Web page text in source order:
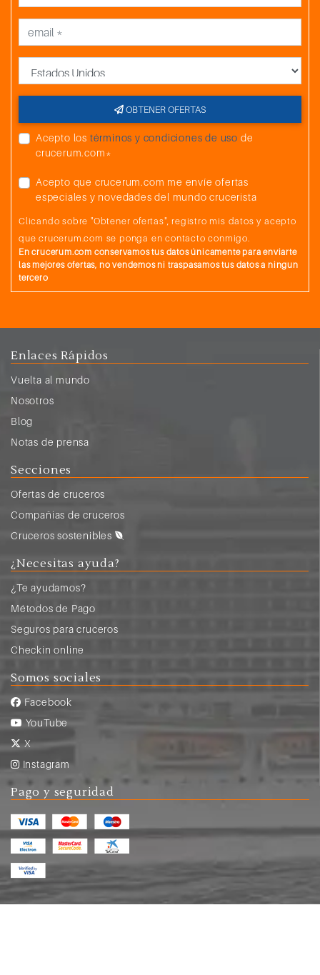
OBTENER OFERTAS
Acepto los términos y condiciones de uso de
crucerum.com*
Acepto que crucerum.com me envíe ofertas
especiales y novedades del mundo crucerista
Clicando sobre "Obtener ofertas", registro mis datos y acepto
que crucerum.com se ponga en contacto conmigo.
En crucerum.com conservamos tus datos únicamente para enviarte
las mejores ofertas, no vendemos ni traspasamos tus datos a ningun
tercero
Enlaces Rápidos
Vuelta al mundo
Nosotros
Blog
Notas de prensa
Secciones
Ofertas de cruceros
Compañias de cruceros
Cruceros sostenibles
¿Necesitas ayuda?
¿Te ayudamos?
Métodos de Pago
Seguros para cruceros
Checkin online
Somos sociales
Facebook
YouTube
X
Instagram
Pago y seguridad